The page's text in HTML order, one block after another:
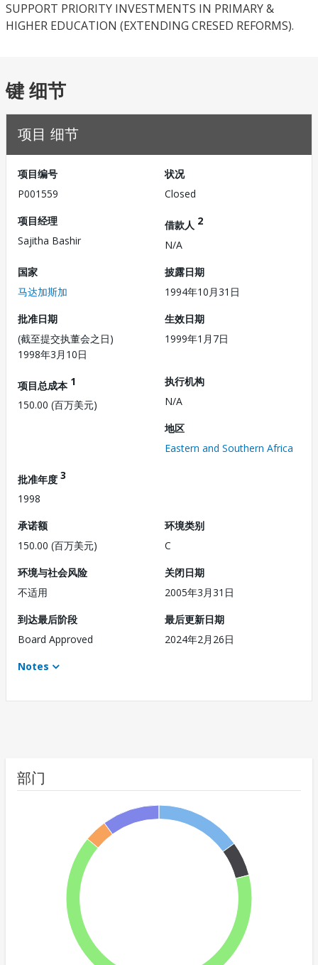
SUPPORT PRIORITY INVESTMENTS IN PRIMARY &
HIGHER EDUCATION (EXTENDING CRESED REFORMS).
键 细节
项目 细节
项目编号
P001559
状况
Closed
项目经理
Sajitha Bashir
借款人 2
N/A
国家
马达加斯加
披露日期
1994年10月31日
批准日期
(截至提交执董会之日)
1998年3月10日
生效日期
1999年1月7日
项目总成本 1
150.00 (百万美元)
执行机构
N/A
地区
Eastern and Southern Africa
批准年度 3
1998
承诺额
150.00 (百万美元)
环境类别
C
环境与社会风险
不适用
关闭日期
2005年3月31日
到达最后阶段
Board Approved
最后更新日期
2024年2月26日
Notes
部门